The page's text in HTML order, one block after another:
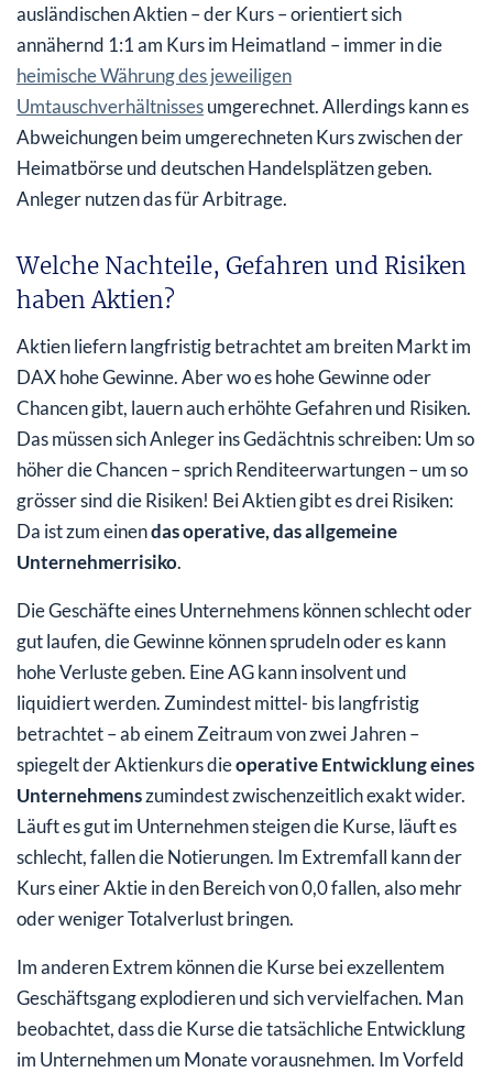
ausländischen Aktien – der Kurs – orientiert sich
annähernd 1:1 am Kurs im Heimatland – immer in die
heimische Währung des jeweiligen
Umtauschverhältnissesumgerechnet. Allerdings kann es
Abweichungen beim umgerechneten Kurs zwischen der
Heimatbörse und deutschen Handelsplätzen geben.
Anleger nutzen das für Arbitrage.
Welche Nachteile, Gefahren und Risiken
haben Aktien?
Aktien liefern langfristig betrachtet am breiten Markt im
DAX hohe Gewinne. Aber wo es hohe Gewinne oder
Chancen gibt, lauern auch erhöhte Gefahren und Risiken.
Das müssen sich Anleger ins Gedächtnis schreiben: Um so
höher die Chancen – sprich Renditeerwartungen – um so
grösser sind die Risiken! Bei Aktien gibt es drei Risiken:
Da ist zum einendas operative, das allgemeine
Unternehmerrisiko.
Die Geschäfte eines Unternehmens können schlecht oder
gut laufen, die Gewinne können sprudeln oder es kann
hohe Verluste geben. Eine AG kann insolvent und
liquidiert werden. Zumindest mittel- bis langfristig
betrachtet – ab einem Zeitraum von zwei Jahren –
spiegelt der Aktienkurs dieoperative Entwicklung eines
Unternehmenszumindest zwischenzeitlich exakt wider.
Läuft es gut im Unternehmen steigen die Kurse, läuft es
schlecht, fallen die Notierungen. Im Extremfall kann der
Kurs einer Aktie in den Bereich von 0,0 fallen, also mehr
oder weniger Totalverlust bringen.
Im anderen Extrem können die Kurse bei exzellentem
Geschäftsgang explodieren und sich vervielfachen. Man
beobachtet, dass die Kurse die tatsächliche Entwicklung
im Unternehmen um Monate vorausnehmen. Im Vorfeld